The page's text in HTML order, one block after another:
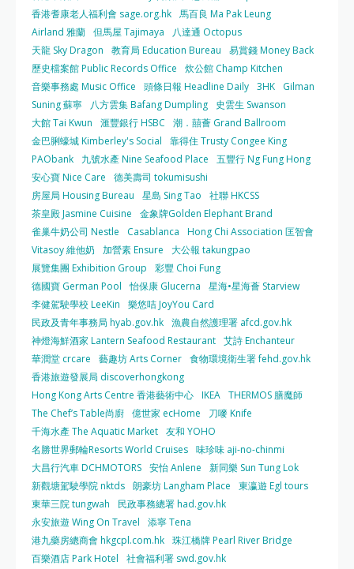
香港耆康老人福利會 sage.org.hk 馬百良 Ma Pak Leung
Airland 雅蘭 但馬屋 Tajimaya
八達通 Octopus
天龍 Sky Dragon
教育局 Education Bureau
易賞錢 Money Back
歷史檔案館 Public Records Office
炊公館 Champ Kitchen
音樂事務處 Music Office
頭條日報 Headline Daily 3HK
Gilman
Suning 蘇寧
八方雲集 Bafang Dumpling
史雲生 Swanson
大館 Tai Kwun
滙豐銀行 HSBC
潮．囍薈 Grand Ballroom
金巴脷蠔城 Kimberley's Social
靠得住 Trusty Congee King
PAObank
九號水產 Nine Seafood Place
五豐行 Ng Fung Hong
安心寶 Nice Care
德美壽司 tokumisushi
房屋局 Housing Bureau
星島 Sing Tao
社聯 HKCSS
茶皇殿 Jasmine Cuisine
金象牌Golden Elephant Brand
雀巢牛奶公司 Nestle
Casablanca
Hong Chi Association 匡智會
Vitasoy 維他奶
加營素 Ensure
大公報 takungpao
展覽集團 Exhibition Group
彩豐 Choi Fung
德國寶 German Pool
怡保康 Glucerna
星海•星海薈 Starview
李健駕駛學校 LeeKin
樂悠咭 JoyYou Card
民政及青年事務局 hyab.gov.hk 漁農自然護理署 afcd.gov.hk
神燈海鮮酒家 Lantern Seafood Restaurant 艾詩 Enchanteur
華潤堂 crcare
藝趣坊 Arts Corner 食物環境衛生署 fehd.gov.hk
香港旅遊發展局 discoverhongkong
Hong Kong Arts Centre 香港藝術中心 IKEA THERMOS 膳魔師
The Chef’s Table尚廚 億世家 ecHome
刀嘜 Knife
千海水產 The Aquatic Market 友和 YOHO
名勝世界郵輪Resorts World Cruises 味珍味 aji-no-chinmi
大昌行汽車 DCHMOTORS 安怡 Anlene
新同樂 Sun Tung Lok
新觀塘駕駛學院 nktds 朗豪坊 Langham Place
東瀛遊 Egl tours
東華三院 tungwah
民政事務總署 had.gov.hk
永安旅遊 Wing On Travel
添寧 Tena
港九藥房總商會 hkgcpl.com.hk 珠江橋牌 Pearl River Bridge
百樂酒店 Park Hotel
社會福利署 swd.gov.hk